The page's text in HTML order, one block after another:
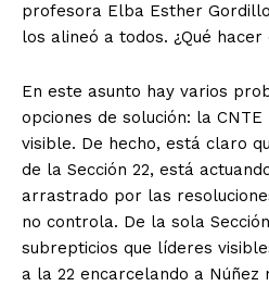
profesora Elba Esther
los alineó a todos. ¿Qué
En este asunto hay varios
opciones de solución: la
visible. De hecho, está claro
de la Sección 22, está
arrastrado por las
no controla. De la sola
subrepticios que líderes
a la 22 encarcelando a Núñez